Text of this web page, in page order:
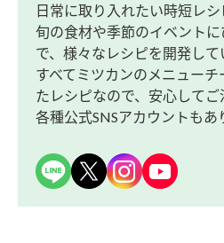
日常に取り入れたい時短レシ
旬の食材や季節のイベント
で、様々なレシピを開発して
すべてミツカンのメニューチ
たレシピなので、安心してご
各種公式SNSアカウントもあ